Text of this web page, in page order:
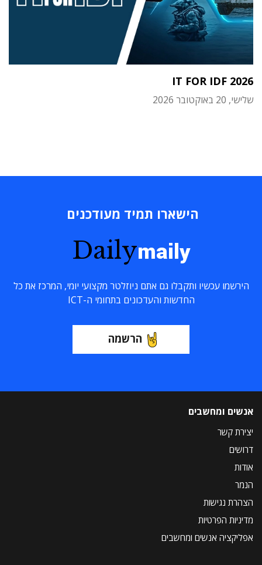
IT FOR IDF 2026
שלישי, 20 באוקטובר 2026
הישארו תמיד מעודכנים
Dailymaily
הירשמו עכשיו ותקבלו גם אתם ניוזלטר מקצועי יומי, המרכז את כל
החדשות והעדכונים בתחומי ה-ICT
הרשמה
אנשים ומחשבים
יצירת קשר
דרושים
אודות
הנמר
הצהרת נגישות
מדיניות הפרטיות
אפליקציה אנשים ומחשבים